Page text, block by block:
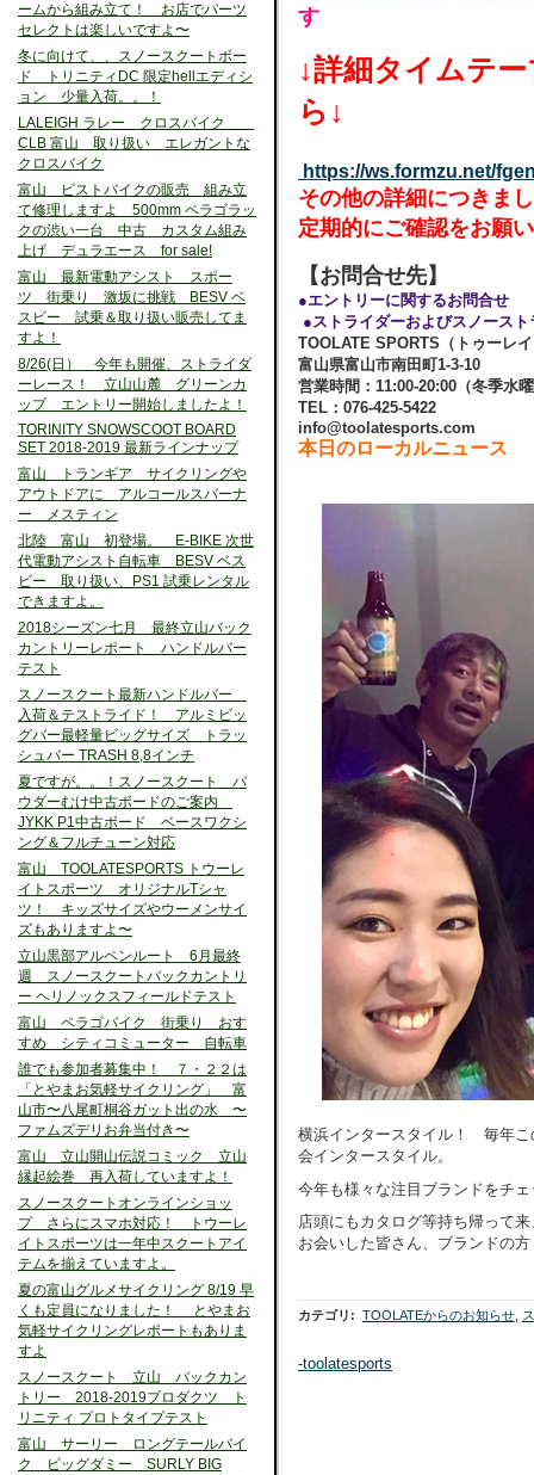
す
↓詳細タイムテ
ら↓
https://ws.formzu.net/
その他の詳細につきま
定期的にご確認をお願
【お問合せ先】
●エントリーに関するお問合せ
●ストライダーおよびスノース
TOOLATE SPORTS（トゥーレ
富山県富山市南田町1-3-10
営業時間：11:00-20:00（冬季水
TEL：076-425-5422
info@toolatesports.com
本日のローカルニュース
横浜インタースタイル！ 毎年こ
会インタースタイル。
今年も様々な注目ブランドをチ
店頭にもカタログ等持ち帰って
お会いした皆さん、ブランドの
カテゴリ : TOOLATEからのお知らせ,
-toolatesports
ームから組み立て！ お店でパーツ
セレクトは楽しいですよ〜
冬に向けて、、スノースクートボー
ド トリニティDC 限定hellエディシ
ョン 少量入荷。。！
LALEIGH ラレー クロスバイク
CLB 富山 取り扱い エレガントな
クロスバイク
富山 ピストバイクの販売 組み立
て修理しますよ 500mm ペラゴラッ
クの渋い一台 中古 カスタム組み
上げ デュラエース for sale!
富山 最新電動アシスト スポー
ツ 街乗り 激坂に挑戦 BESV ベ
スビー 試乗＆取り扱い販売してま
すよ！
8/26(日） 今年も開催、ストライダ
ーレース！ 立山山麓 グリーンカ
ップ エントリー開始しましたよ！
TORINITY SNOWSCOOT BOARD
SET 2018-2019 最新ラインナップ
富山 トランギア サイクリングや
アウトドアに アルコールスバーナ
ー メスティン
北陸 富山 初登場。 E-BIKE 次世
代電動アシスト自転車 BESV ベス
ビー 取り扱い、PS1 試乗レンタル
できますよ。
2018シーズン七月 最終立山バック
カントリーレポート ハンドルバー
テスト
スノースクート最新ハンドルバー
入荷＆テストライド！ アルミビッ
グバー最軽量ビッグサイズ トラッ
シュバー TRASH 8,8インチ
夏ですが。。！スノースクート パ
ウダーむけ中古ボードのご案内
JYKK P1中古ボード ベースワクシ
ング＆フルチューン対応
富山 TOOLATESPORTS トウーレ
イトスポーツ オリジナルTシャ
ツ！ キッズサイズやウーメンサイ
ズもありますよ〜
立山黒部アルペンルート 6月最終
週 スノースクートバックカントリ
ー ヘリノックスフィールドテスト
富山 ペラゴバイク 街乗り おす
すめ シティコミューター 自転車
誰でも参加者募集中！ ７・２２は
「とやまお気軽サイクリング」 富
山市〜八尾町桐谷ガット出の水 〜
ファムズデリお弁当付き〜
富山 立山開山伝説コミック 立山
縁起絵巻 再入荷していますよ！
スノースクートオンラインショッ
プ さらにスマホ対応！ トウーレ
イトスポーツは一年中スクートアイ
テムを揃えていますよ。
夏の富山グルメサイクリング 8/19 早
くも定員になりました！ とやまお
気軽サイクリングレポートもありま
すよ
スノースクート 立山 バックカン
トリー 2018-2019プロダクツ ト
リニティ プロトタイプテスト
富山 サーリー ロングテールバイ
ク ビッグダミー SURLY BIG